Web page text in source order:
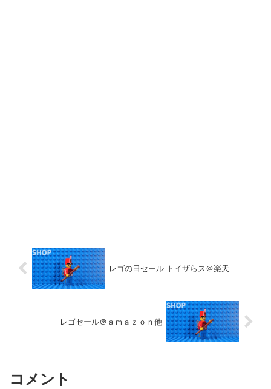
レゴの日セール トイザらス＠楽天
レゴセール＠ａｍａｚｏｎ他
コメント